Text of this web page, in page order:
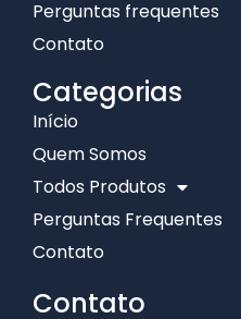
Perguntas frequentes
Contato
Categorias
Início
Quem Somos
Todos Produtos
Perguntas Frequentes
Contato
Contato